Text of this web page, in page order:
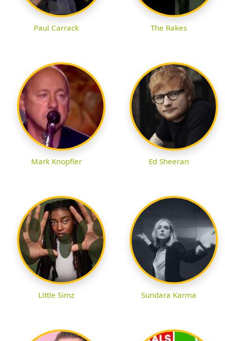
Paul Carrack The Rakes
Mark Knopfler Ed Sheeran
Little Simz Sundara Karma